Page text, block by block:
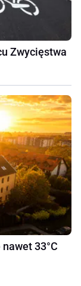
Zwycięstwa
33°C